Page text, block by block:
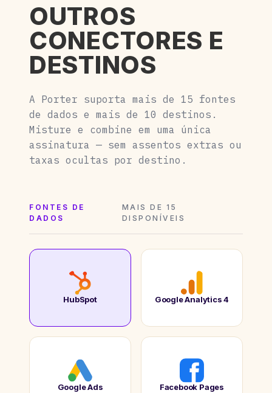
OUTROS
CONECTORES E
DESTINOS
A Porter suporta mais de 15 fontes
de dados e mais de 10 destinos.
Misture e combine em uma única
assinatura — sem assentos extras ou
taxas ocultas por destino.
FONTES DE
DADOS
MAIS DE 15
DISPONÍVEIS
HubSpot Google Analytics 4
Google Ads Facebook Pages